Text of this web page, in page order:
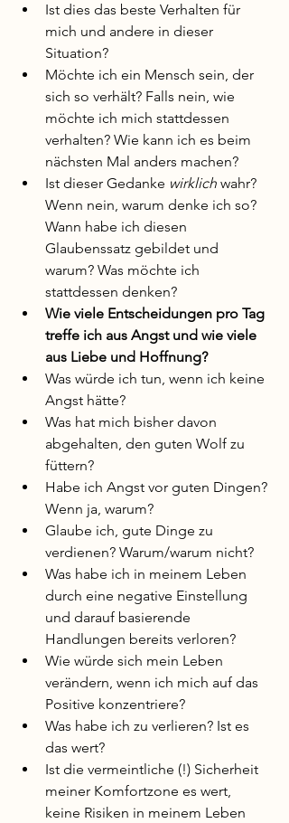
Ist dies das beste Verhalten für
mich und andere in dieser
Situation?
Möchte ich ein Mensch sein, der
sich so verhält? Falls nein, wie
möchte ich mich stattdessen
verhalten? Wie kann ich es beim
nächsten Mal anders machen?
Ist dieser Gedanke wirklich wahr?
Wenn nein, warum denke ich so?
Wann habe ich diesen
Glaubenssatz gebildet und
warum? Was möchte ich
stattdessen denken?
Wie viele Entscheidungen pro Tag
treffe ich aus Angst und wie viele
aus Liebe und Hoffnung?
Was würde ich tun, wenn ich keine
Angst hätte?
Was hat mich bisher davon
abgehalten, den guten Wolf zu
füttern?
Habe ich Angst vor guten Dingen?
Wenn ja, warum?
Glaube ich, gute Dinge zu
verdienen? Warum/warum nicht?
Was habe ich in meinem Leben
durch eine negative Einstellung
und darauf basierende
Handlungen bereits verloren?
Wie würde sich mein Leben
verändern, wenn ich mich auf das
Positive konzentriere?
Was habe ich zu verlieren? Ist es
das wert?
Ist die vermeintliche (!) Sicherheit
meiner Komfortzone es wert,
keine Risiken in meinem Leben